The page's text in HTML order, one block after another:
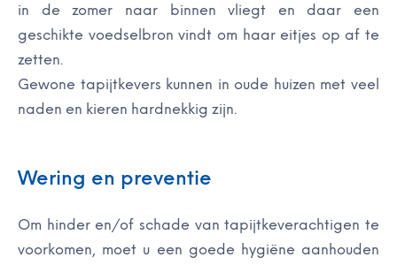
in de zomer naar binnen vliegt en daar een
geschikte voedselbron vindt om haar eitjes op af te
zetten.
Gewone tapijtkevers kunnen in oude huizen met veel
naden en kieren hardnekkig zijn.
Wering en preventie
Om hinder en/of schade van tapijtkeverachtigen te
voorkomen, moet u een goede hygiëne aanhouden